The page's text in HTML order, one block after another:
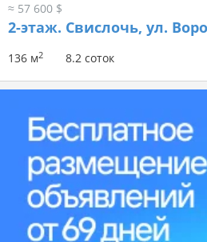
≈ 57 600 $
2-этаж. Свислочь, ул.
136 м2 8.2 соток